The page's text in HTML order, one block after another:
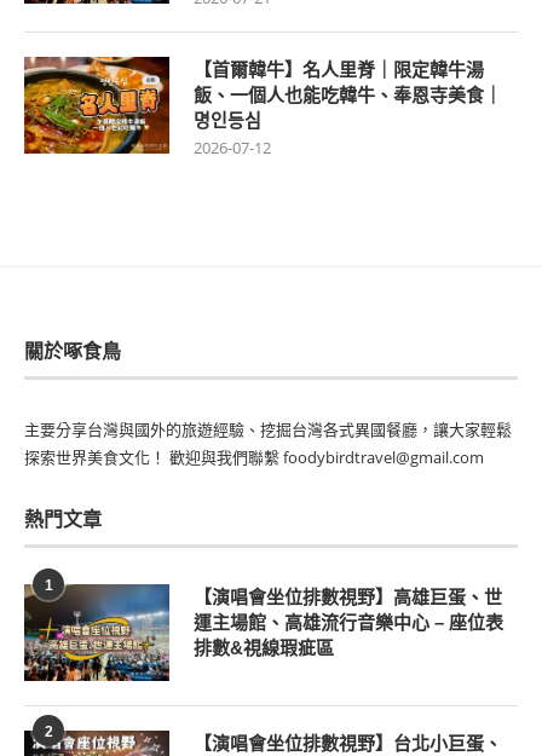
【首爾韓牛】名人里脊｜限定韓牛湯
飯、一個人也能吃韓牛、奉恩寺美食｜
명인등심
2026-07-12
關於啄食鳥
主要分享台灣與國外的旅遊經驗、挖掘台灣各式異國餐廳，讓大家輕鬆
探索世界美食文化！ 歡迎與我們聯繫 foodybirdtravel@gmail.com
熱門文章
1
【演唱會坐位排數視野】高雄巨蛋、世
運主場館、高雄流行音樂中心 – 座位表
排數&視線瑕疵區
2
【演唱會坐位排數視野】台北小巨蛋、